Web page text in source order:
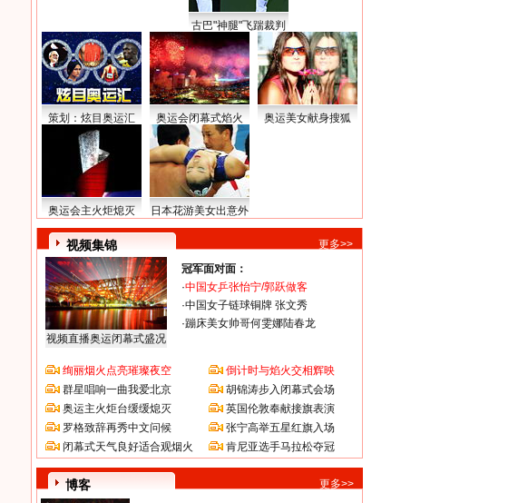
古巴"神腿"飞踹裁判
策划：炫目奥运汇 奥运会闭幕式焰火 奥运美女献身搜狐
奥运会主火炬熄灭 日本花游美女出意外
视频集锦 更多>>
视频直播奥运闭幕式盛况
冠军面对面：
·中国女乒张怡宁/郭跃做客
·中国女子链球铜牌 张文秀
·蹦床美女帅哥何雯娜陆春龙
绚丽烟火点亮璀璨夜空
群星唱响一曲我爱北京
奥运主火炬台缓缓熄灭
罗格致辞再秀中文问候
闭幕式天气良好适合观烟火
倒计时与焰火交相辉映
胡锦涛步入闭幕式会场
英国伦敦奉献接旗表演
张宁高举五星红旗入场
肯尼亚选手马拉松夺冠
博客 更多>>